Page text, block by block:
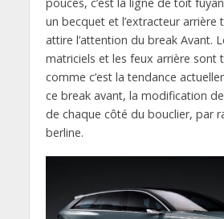
un becquet et l’extracteur arrière
attire l’attention du break Avant.
matriciels et les feux arrière sont
comme c’est la tendance
ce break avant, la modification
de chaque côté du bouclier, par
berline.